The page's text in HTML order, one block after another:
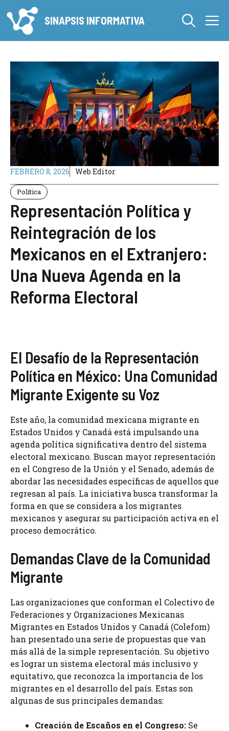
al
contenido
SINAPSIS INFORMATIVA
FEBRERO 8, 2026 Web Editor
Política
Representación Política y
Reintegración de los
Mexicanos en el Extranjero:
Una Nueva Agenda en la
Reforma Electoral
El Desafío de la Representación
Política en México: Una Comunidad
Migrante Exigente su Voz
Este año, la comunidad mexicana migrante en
Estados Unidos y Canadá está impulsando una
agenda política significativa dentro del sistema
electoral mexicano. Buscan mayor representación
en el Congreso de la Unión y el Senado, además de
abordar las necesidades específicas de aquellos que
regresan al país. La iniciativa busca transformar la
forma en que se considera a los migrantes
mexicanos y asegurar su participación activa en el
proceso democrático.
Demandas Clave de la Comunidad
Migrante
Las organizaciones que conforman el Colectivo de
Federaciones y Organizaciones Mexicanas
Migrantes en Estados Unidos y Canadá (Colefom)
han presentado una serie de propuestas que van
más allá de la simple representación. Su objetivo
es lograr un sistema electoral más inclusivo y
equitativo, que reconozca la importancia de los
migrantes en el desarrollo del país. Estas son
algunas de sus principales demandas:
Creación de Escaños en el Congreso: Se